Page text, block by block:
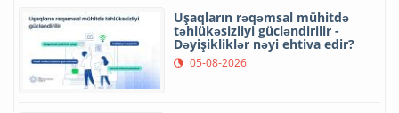
Uşaqların rəqəmsal mühitdə
təhlükəsizliyi gücləndirilir -
Dəyişikliklər nəyi ehtiva edir?
05-08-2026